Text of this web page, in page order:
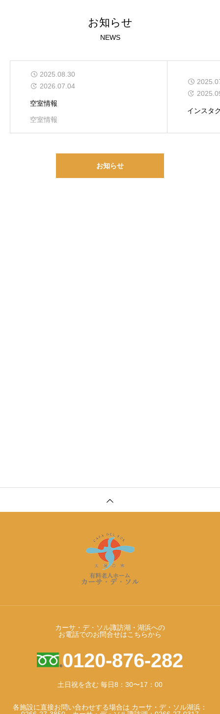
お知らせ
NEWS
2025.08.30
2026.07.04
空室情報
空室情報
インスタ
お知らせ
カーサ・デ・ソル諏訪湖・湖浜への
お電話でのお問合せはこちらから
0120-876-282
土日祝を含む 毎日8：30〜17：00
各施設に直接お問い合わせする場合は カーサ・デ・ソル湖浜：